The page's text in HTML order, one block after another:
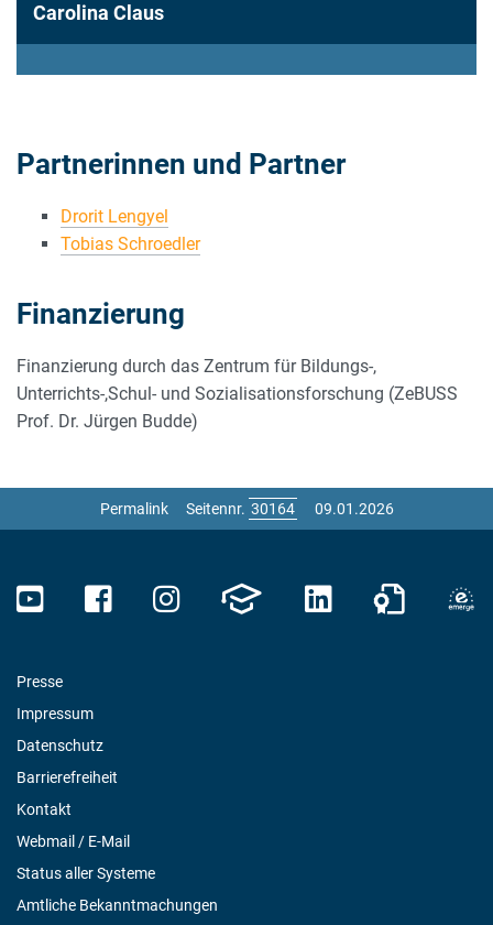
Carolina Claus
Partnerinnen und Partner
Drorit Lengyel
Tobias Schroedler
Finanzierung
Finanzierung durch das Zentrum für Bildungs-,
Unterrichts-,Schul- und Sozialisationsforschung (ZeBUSS
Prof. Dr. Jürgen Budde)
Permalink Seitennr. 09.01.2026
Presse
Impressum
Datenschutz
Barrierefreiheit
Kontakt
Webmail / E-Mail
Status aller Systeme
Amtliche Bekanntmachungen